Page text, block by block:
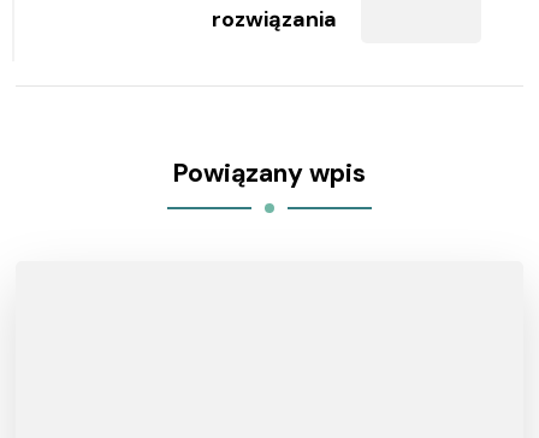
rozwiązania
Powiązany wpis